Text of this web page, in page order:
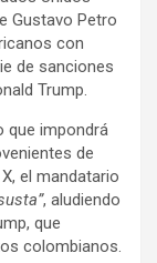
Gustavo Petro
con
de sanciones
Trump.
que impondrá
de
el mandatario
, aludiendo
que
colombianos.